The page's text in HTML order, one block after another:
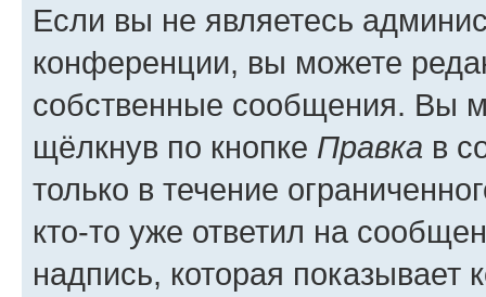
Если вы не являетесь
конференции, вы можете
собственные сообщения. Вы
щёлкнув по кнопке Правка в
только в течение
кто-то уже ответил на
надпись, которая показывает